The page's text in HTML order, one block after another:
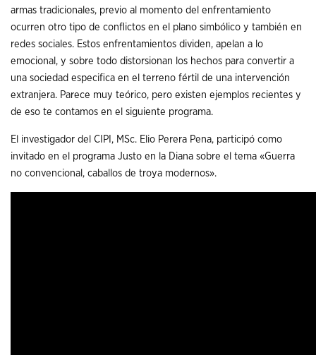
armas tradicionales, previo al momento del enfrentamiento
ocurren otro tipo de conflictos en el plano simbólico y también en
redes sociales. Estos enfrentamientos dividen, apelan a lo
emocional, y sobre todo distorsionan los hechos para convertir a
una sociedad especifica en el terreno fértil de una intervención
extranjera. Parece muy teórico, pero existen ejemplos recientes y
de eso te contamos en el siguiente programa.
El investigador del CIPI, MSc. Elio Perera Pena, participó como
invitado en el programa Justo en la Diana sobre el tema «Guerra
no convencional, caballos de troya modernos».